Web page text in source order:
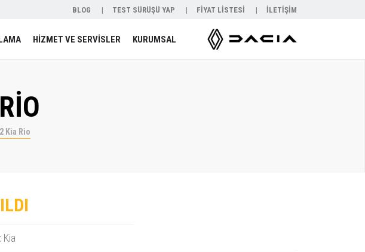
BLOG TEST SÜRÜŞÜ YAP FİYAT LİSTESİ İLETİŞİM
HİZMET VE SERVİSLER KURUMSAL
Kia Rio
Kia